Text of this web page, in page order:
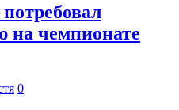
на чемпионате
0